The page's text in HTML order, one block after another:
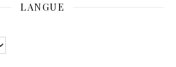
LANGUE